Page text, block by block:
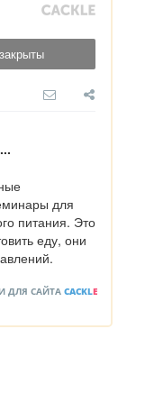
для
питания. Это
еду, они
ДЛЯ САЙТА CACKLE